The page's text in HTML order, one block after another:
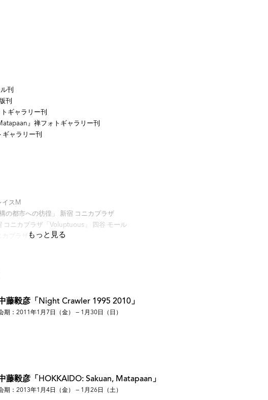
刊
刊
ギャラリー刊
』禅フォトギャラリー刊
ャラリー刊
イスM
の都市への彷徨」 新宿 コニカプラザ
ニカプラザ「Voluptuous」 四谷 モール
プラザ
カミノルタプラザ；「TRANS JAPAN」 四谷三丁目 ギャラリ
」 四谷三丁目 ギャラリーニエプス
四谷三丁目 ギャラリーニエプス
York-」 有楽町 丸の内カフェ
カミノルタプラザ；「STREET RAMBLER - 上海」 新宿御苑
場町 森岡書店；「異郷 - EXOTICA」 新宿御苑 プレイスM；
La Vien Rose」 谷中 nido
もっと見る
藤毅彦「Night Crawler 1995 2010」
期：2011年1月7日（金） — 1月30日（日）
藤毅彦「HOKKAIDO: Sakuan, Matapaan」
期：2013年1月4日（金） — 1月26日（土）